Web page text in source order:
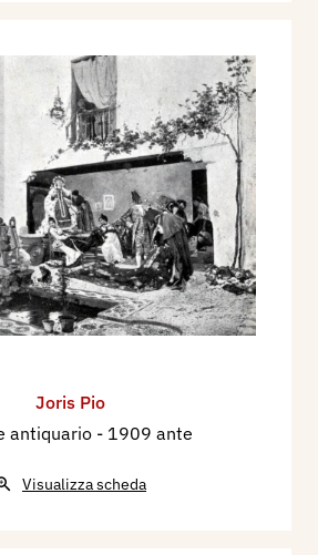
Joris Pio
antiquario - 1909 ante
Visualizza scheda